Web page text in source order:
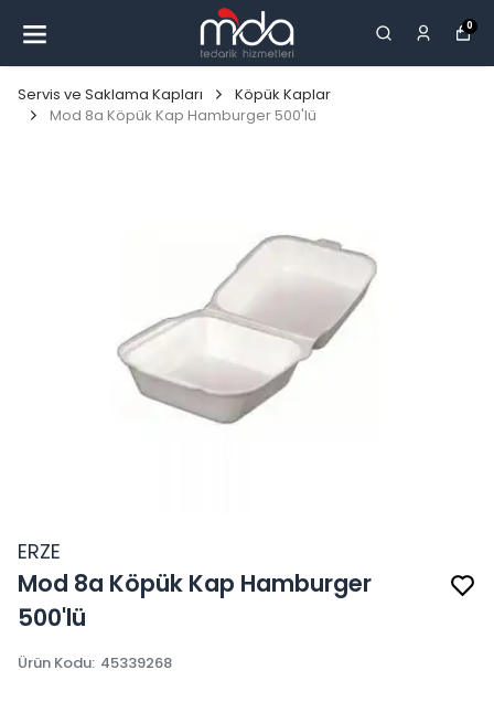
0
Servis ve Saklama Kapları
Köpük Kaplar
Mod 8a Köpük Kap Hamburger 500'lü
ERZE
Mod 8a Köpük Kap Hamburger
500'lü
Ürün Kodu: 45339268